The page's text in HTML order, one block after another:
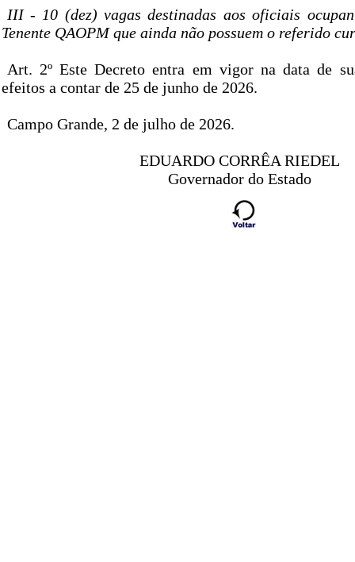
III - 10 (dez) vagas destinadas aos oficiais
Tenente QAOPM que ainda não possuem o referido
Art. 2º Este Decreto entra em vigor na data de
efeitos a contar de 25 de junho de 2026.
Campo Grande, 2 de julho de 2026.
EDUARDO CORRÊA RIEDEL
Governador do Estado